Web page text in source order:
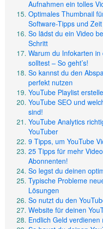
Aufnahmen ein tolles
Optimales Thumbnail
Software-Tipps und
So lädst du ein Video
Schritt
Warum du Infokarten
solltest – So geht’s!
So kannst du den
perfekt nutzen
YouTube Playlist
YouTube SEO und
sind!
YouTube Analytics
YouTuber
9 Tipps, um YouTube
25 Tipps für mehr
Abonnenten!
So legst du deinen
Typische Probleme
Lösungen
So nutzt du den
Website für deinen
Endlich Geld